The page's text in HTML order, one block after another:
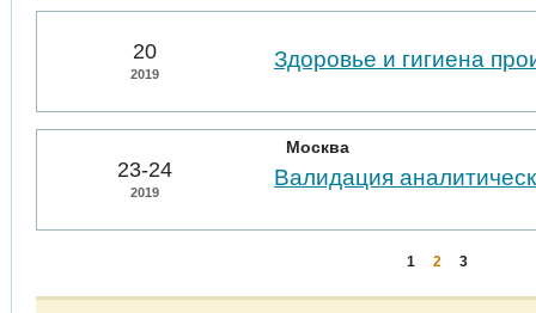
20
2019
Здоровье и гигиена
23-24
2019
Москва
Валидация
1 2 3